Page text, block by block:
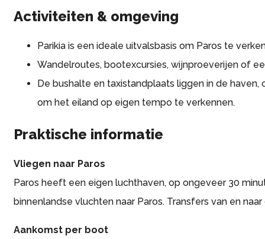
Activiteiten & omgeving
Parikia is een ideale uitvalsbasis om Paros te
Wandelroutes, bootexcursies, wijnproeverijen of
De bushalte en taxistandplaats liggen in de
om het eiland op eigen tempo te verkennen.
Praktische informatie
Vliegen naar Paros
Paros heeft een eigen luchthaven, op ongeveer 30
binnenlandse vluchten naar Paros. Transfers van en
Aankomst per boot